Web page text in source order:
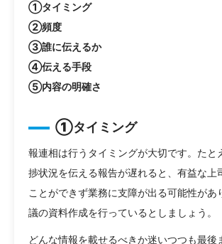
①タイミング
②頻度
③誰に伝えるか
④伝える手段
⑤内容の明確さ
①タイミング
報連相は行うタイミングが大切です。たと
捗状況を伝える報告が遅れると、有益な上
ことができず業務に支障が出る可能性があ
議の資料作成を行っているとしましょう。
どんな情報を載せるべきか迷いつつも最後